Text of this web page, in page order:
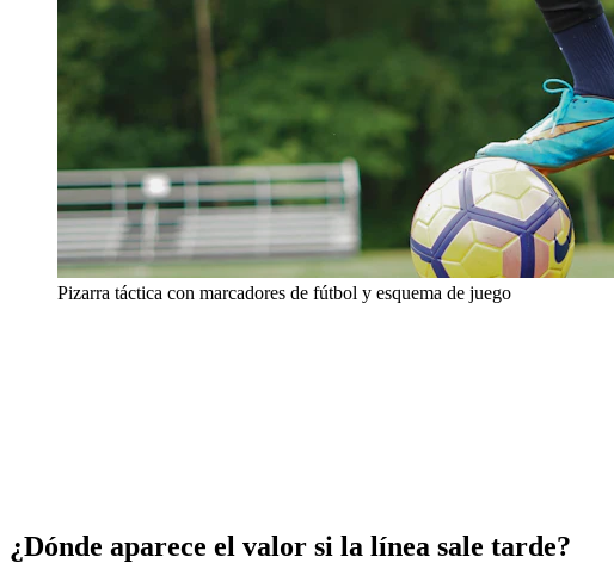
Pizarra táctica con marcadores de fútbol y esquema de juego
¿Dónde aparece el valor si la línea sale tarde?